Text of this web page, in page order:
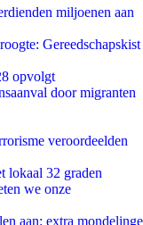
miljoenen aan
Gereedschapskist
opvolgt
door migranten
veroordeelden
lokaal 32 graden
we onze
aan: extra mondelinge